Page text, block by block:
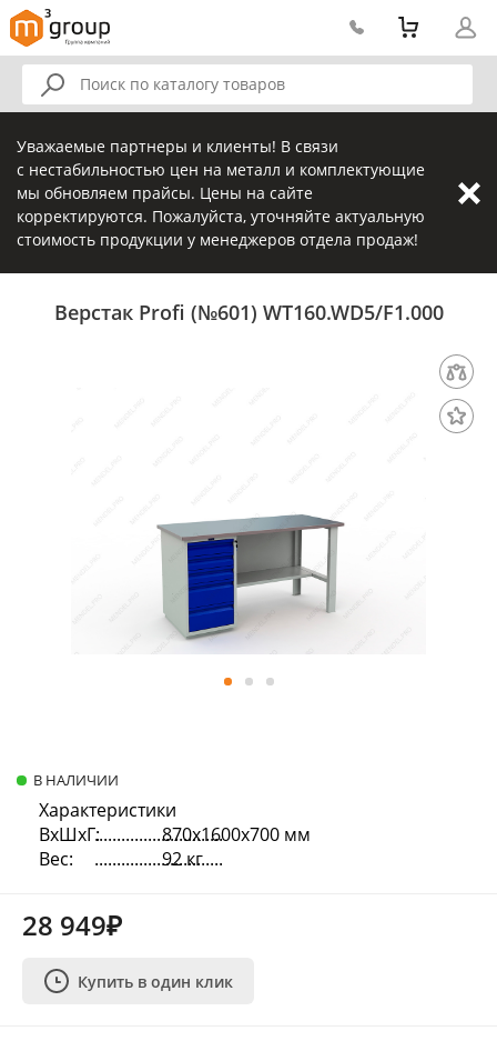
Уважаемые партнеры и клиенты! В связи
с нестабильностью цен на металл и комплектующие
мы обновляем прайсы. Цены на сайте
корректируются. Пожалуйста, уточняйте актуальную
стоимость продукции у менеджеров отдела продаж!
Верстак Profi (№601) WT160.WD5/F1.000
В НАЛИЧИИ
Характеристики
ВхШхГ:
870х1600х700 мм
Вес:
92 кг
28 949₽
Купить в один клик